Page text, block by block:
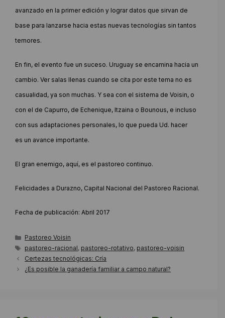
avanzado en la primer edición y lograr datos que sirvan de
base para lanzarse hacia estas nuevas tecnologías sin tantos
temores.
En fin, el evento fue un suceso. Uruguay se encamina hacia un
cambio. Ver salas llenas cuando se cita por este tema no es
casualidad, ya son muchas. Y sea con el sistema de Voisin, o
con el de Capurro, de Echenique, Itzaina o Bounous, e incluso
con sus adaptaciones personales, lo que pueda Ud. hacer
es un avance importante.
El gran enemigo, aquí, es el pastoreo continuo.
Felicidades a Durazno, Capital Nacional del Pastoreo Racional.
Fecha de publicación: Abril 2017
Categorías
Pastoreo Voisin
Etiquetas
pastoreo-racional, pastoreo-rotativo, pastoreo-voisin
Certezas tecnológicas: Cría
¿Es posible la ganadería familiar a campo natural?